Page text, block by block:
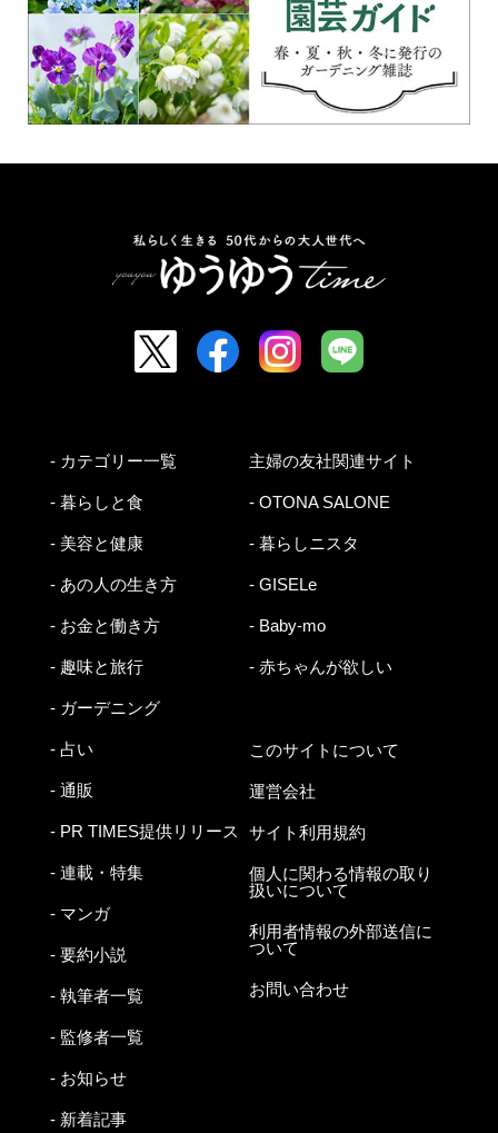
- カテゴリー一覧
- 暮らしと食
- 美容と健康
- あの人の生き方
- お金と働き方
- 趣味と旅行
- ガーデニング
- 占い
- 通販
- PR TIMES提供リリース
- 連載・特集
- マンガ
- 要約小説
- 執筆者一覧
- 監修者一覧
- お知らせ
- 新着記事
主婦の友社関連サイト
- OTONA SALONE
- 暮らしニスタ
- GISELe
- Baby-mo
- 赤ちゃんが欲しい
このサイトについて
運営会社
サイト利用規約
個人に関わる情報の取り
扱いについて
利用者情報の外部送信に
ついて
お問い合わせ